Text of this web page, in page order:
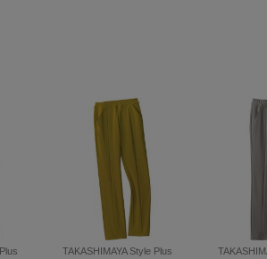
TAKASHIMAYA Style Plus